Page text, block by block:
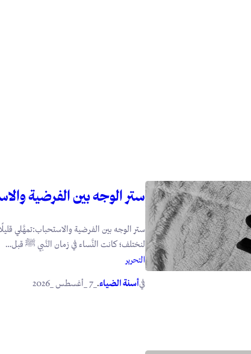
ستر الوجه بين الفرضية
ستر الوجه بين الفرضية والاستحباب:تمهَّلي
لنختلف؛ كانت النَّساء في زمان النَّبي ﷺ قبل…
التحرير
فيأسنة الضياء.